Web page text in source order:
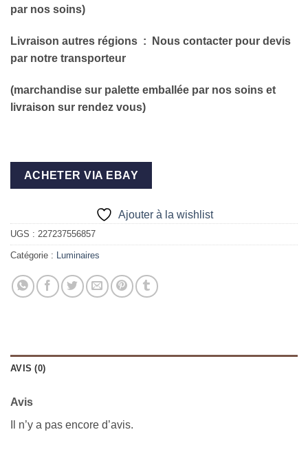
par nos soins)
Livraison autres régions : Nous contacter pour devis
par notre transporteur
(marchandise sur palette emballée par nos soins et
livraison sur rendez vous)
ACHETER VIA EBAY
Ajouter à la wishlist
UGS : 227237556857
Catégorie : Luminaires
AVIS (0)
Avis
Il n’y a pas encore d’avis.